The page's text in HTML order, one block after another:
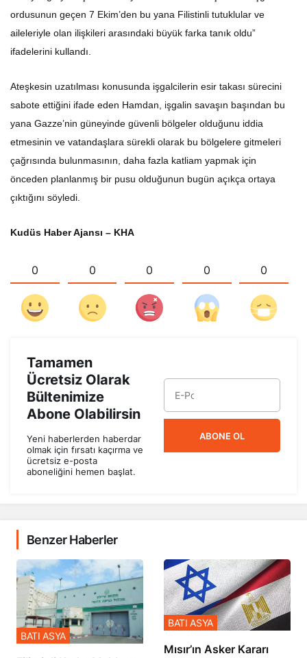
ordusunun geçen 7 Ekim’den bu yana Filistinli tutuklular ve
aileleriyle olan ilişkileri arasındaki büyük farka tanık oldu”
ifadelerini kullandı.
Ateşkesin uzatılması konusunda işgalcilerin esir takası sürecini
sabote ettiğini ifade eden Hamdan, işgalin savaşın başından bu
yana Gazze’nin güneyinde güvenli bölgeler olduğunu iddia
etmesinin ve vatandaşlara sürekli olarak bu bölgelere gitmeleri
çağrısında bulunmasının, daha fazla katliam yapmak için
önceden planlanmış bir pusu olduğunun bugün açıkça ortaya
çıktığını söyledi.
Kudüs Haber Ajansı – KHA
0 0 0 0 0
Tamamen
Ücretsiz Olarak
Bültenimize
Abone Olabilirsin
Yeni haberlerden haberdar
olmak için fırsatı kaçırma ve
ücretsiz e-posta
aboneliğini hemen başlat.
ABONE OL
Benzer Haberler
BATI ASYA
Mısır’ın Asker Kararı
BATI ASYA